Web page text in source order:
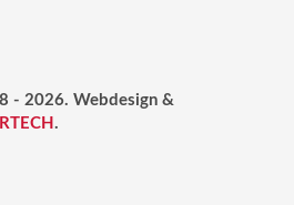
- 2026. Webdesign &
IRTECH .